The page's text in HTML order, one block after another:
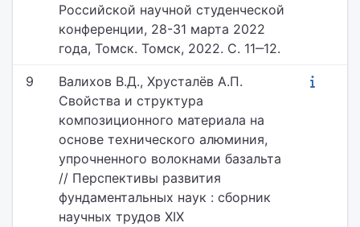
Российской научной студенческой
конференции, 28-31 марта 2022
года, Томск. Томск, 2022. С. 11‒12.
9
Валихов В.Д., Хрусталёв А.П.
Свойства и структура
композиционного материала на
основе технического алюминия,
упрочненного волокнами базальта
// Перспективы развития
фундаментальных наук : сборник
научных трудов XIX